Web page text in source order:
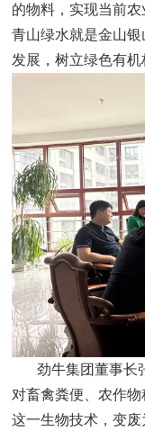
的物料，实现当前
青山绿水就是金山
发展，树立绿色有机
劲牛集团董事长
对畜禽粪便、农作
这一生物技术，变